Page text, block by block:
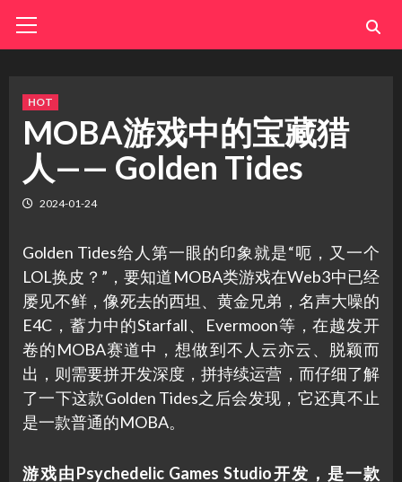
Menu
HOT
MOBA游戏中的宝藏猎
人—— Golden Tides
2024-01-24
Golden Tides给人第一眼的印象就是“呃，又一个
LOL换皮？”，要知道MOBA类游戏在Web3中已经
屡见不鲜，像死去的西坦、黄金兄弟，名声大噪的
E4C，蓄力中的Starfall、Evermoon等，在越发开
卷的MOBA赛道中，想做到不人云亦云、脱颖而
出，则需要拼开发深度，拼持续运营，而仔细了解
了一下这款Golden Tides之后会发现，它还真不止
是一款普通的MOBA。
游戏由Psychedelic Games Studio开发，是一款